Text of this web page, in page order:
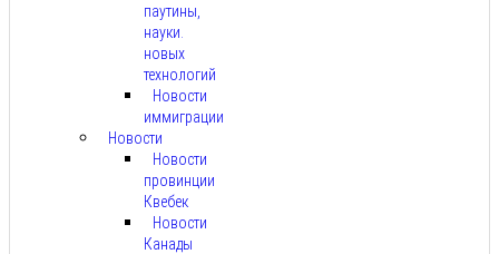
паутины,
науки.
новых
технологий
Новости
иммиграции
Новости
Новости
провинции
Квебек
Новости
Канады